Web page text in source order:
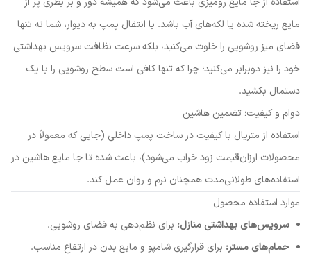
مایع ریخته شده یا لکه‌های آب باشد. با انتقال پمپ به دیوار، شما نه تنها
فضای میز روشویی را خلوت می‌کنید، بلکه سرعت نظافت سرویس بهداشتی
خود را نیز دوبرابر می‌کنید؛ چرا که تنها کافی است سطح روشویی را با یک
دستمال بکشید.
دوام و کیفیت؛ تضمین هاشین
استفاده از متریال با کیفیت در ساخت پمپ داخلی (جایی که معمولاً در
محصولات ارزان‌قیمت زود خراب می‌شود)، باعث شده تا جا مایع هاشین در
استفاده‌های طولانی‌مدت همچنان نرم و روان عمل کند.
موارد استفاده محصول
سرویس‌های بهداشتی منازل: برای نظم‌دهی به فضای روشویی.
حمام‌های مستر: برای قرارگیری شامپو و مایع بدن در ارتفاع مناسب.